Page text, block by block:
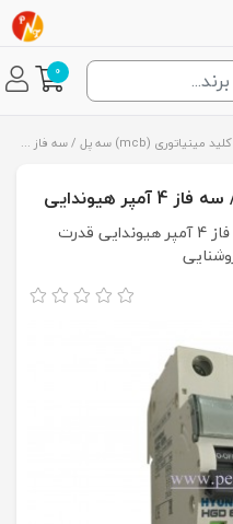
0
کلید مینیاتوری (mcb) سه پل / سه فاز 4 آمپر هیوندایی
کلید مینیاتوری (mcb) سه پل / سه فاز 4 آمپر هیوندایی قدرت